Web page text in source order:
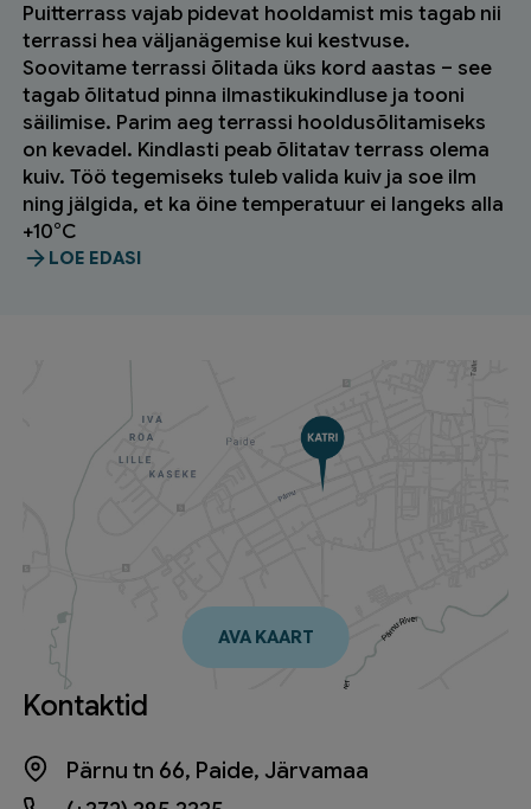
Puitterrass vajab pidevat hooldamist mis tagab nii
terrassi hea väljanägemise kui kestvuse.
Soovitame terrassi õlitada üks kord aastas – see
tagab õlitatud pinna ilmastikukindluse ja tooni
säilimise. Parim aeg terrassi hooldusõlitamiseks
on kevadel. Kindlasti peab õlitatav terrass olema
kuiv. Töö tegemiseks tuleb valida kuiv ja soe ilm
ning jälgida, et ka öine temperatuur ei langeks alla
+10°C
LOE EDASI
AVA KAART
Kontaktid
Pärnu tn 66, Paide, Järvamaa